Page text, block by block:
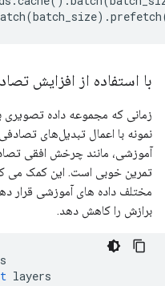
(batch_size).prefetch
با استفاده از افزایش
زمانی که مجموعه داده تصویری
نمونه با اعمال تبدیل‌های
آموزشی، مانند چرخش افقی
تمرین خوبی است. این کمک می
مختلف داده های آموزشی قرار
برازش را کاهش دهد.
layers